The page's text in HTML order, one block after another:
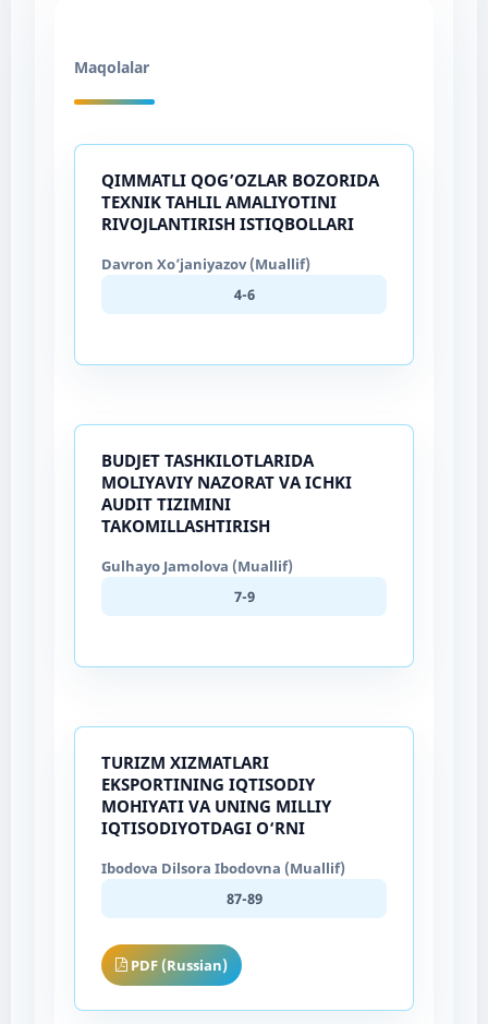
Maqolalar
QIMMATLI QOG’OZLAR BOZORIDA
TEXNIK TAHLIL AMALIYOTINI
RIVOJLANTIRISH ISTIQBOLLARI
Davron Xo’janiyazov (Muallif)
4-6
BUDJET TASHKILOTLARIDA
MOLIYAVIY NAZORAT VA ICHKI
AUDIT TIZIMINI
TAKOMILLASHTIRISH
Gulhayo Jamolova (Muallif)
7-9
TURIZM XIZMATLARI
EKSPORTINING IQTISODIY
MOHIYATI VA UNING MILLIY
IQTISODIYOTDAGI O‘RNI
Ibodova Dilsora Ibodovna (Muallif)
87-89
PDF (Russian)